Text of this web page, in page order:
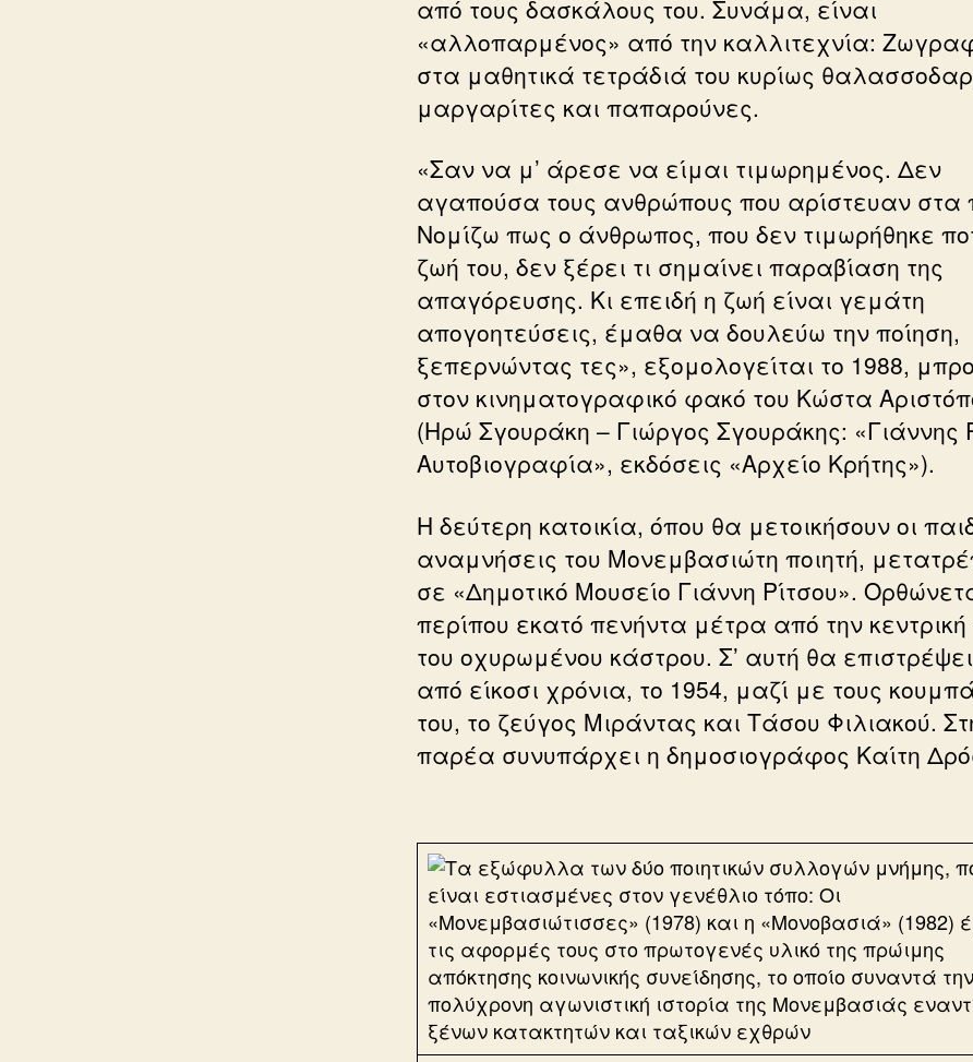
από τους δασκάλους του. Συνάμα, είναι
«αλλοπαρμένος» από την καλλιτεχνία:
στα μαθητικά τετράδιά του κυρίως
μαργαρίτες και παπαρούνες.
«Σαν να μ’ άρεσε να είμαι τιμωρημένος. Δεν
αγαπούσα τους ανθρώπους που αρίστευαν στα
Νομίζω πως ο άνθρωπος, που δεν τιμωρήθηκε
ζωή του, δεν ξέρει τι σημαίνει παραβίαση της
απαγόρευσης. Κι επειδή η ζωή είναι γεμάτη
απογοητεύσεις, έμαθα να δουλεύω την ποίηση,
ξεπερνώντας τες», εξομολογείται το 1988,
στον κινηματογραφικό φακό του Κώστα
(Ηρώ Σγουράκη – Γιώργος Σγουράκης: «Γιάννης
Αυτοβιογραφία», εκδόσεις «Αρχείο Κρήτης»).
Η δεύτερη κατοικία, όπου θα μετοικήσουν οι
αναμνήσεις του Μονεμβασιώτη ποιητή,
σε «Δημοτικό Μουσείο Γιάννη Ρίτσου».
περίπου εκατό πενήντα μέτρα από την
του οχυρωμένου κάστρου. Σ’ αυτή θα
από είκοσι χρόνια, το 1954, μαζί με τους
του, το ζεύγος Μιράντας και Τάσου Φιλιακoύ.
παρέα συνυπάρχει η δημοσιογράφος Καίτη